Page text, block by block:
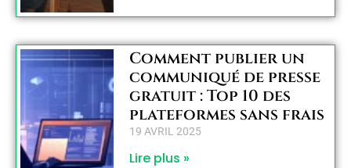
Comment publier un
communiqué de presse
gratuit : Top 10 des
plateformes sans frais
19 AVRIL 2025
Lire plus »